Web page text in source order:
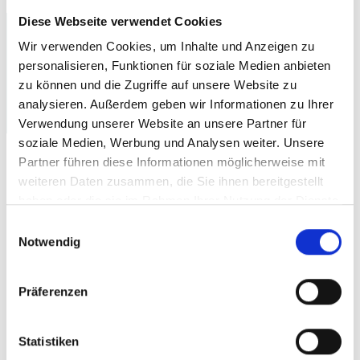
Diese Webseite verwendet Cookies
Wir verwenden Cookies, um Inhalte und Anzeigen zu
personalisieren, Funktionen für soziale Medien anbieten
zu können und die Zugriffe auf unsere Website zu
analysieren. Außerdem geben wir Informationen zu Ihrer
Verwendung unserer Website an unsere Partner für
soziale Medien, Werbung und Analysen weiter. Unsere
Partner führen diese Informationen möglicherweise mit
weiteren Daten zusammen, die Sie ihnen bereitgestellt
Notwendig
Präferenzen
Statistiken
Ein Kommentar zu „Airdroid:
Datenübertragung ohne Kabel
zu Laptop/PC“
Wolfgang Koopmann sagt:
3. April 2015 um 22:45 Uhr
Ihr meint es ist mühselig das smartfone ans
kabel anschliessen, ich seh es genau
anders, ihr schreibt ich soll die Dateien
möchte, nur kann ich dort nicht`s